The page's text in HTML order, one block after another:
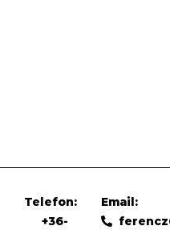
Telefon:
+36-
Email: